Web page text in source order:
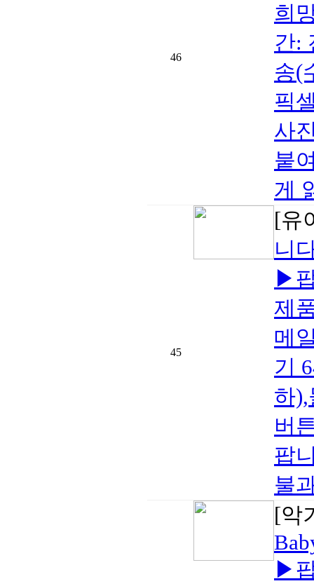
46
희
간:
송(
픽
사
붙
게
45
[유
니
▶
제
메
기
하
버
팝
불
[악
▶